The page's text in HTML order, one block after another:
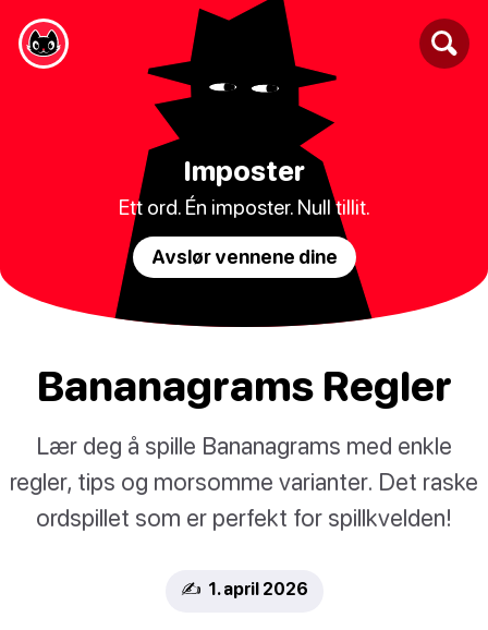
Imposter
Ett ord. Én imposter. Null tillit.
Avslør vennene dine
Bananagrams Regler
Lær deg å spille Bananagrams med enkle
regler, tips og morsomme varianter. Det raske
ordspillet som er perfekt for spillkvelden!
✍️ 1. april 2026